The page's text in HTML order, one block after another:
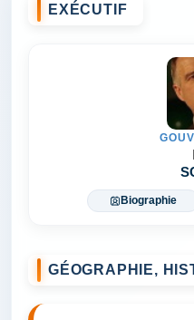
EXÉCUTIF
Biographie
GÉOGRAPHIE,